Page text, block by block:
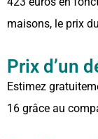
maisons, le prix
Prix d’un
Estimez
16 grâce au